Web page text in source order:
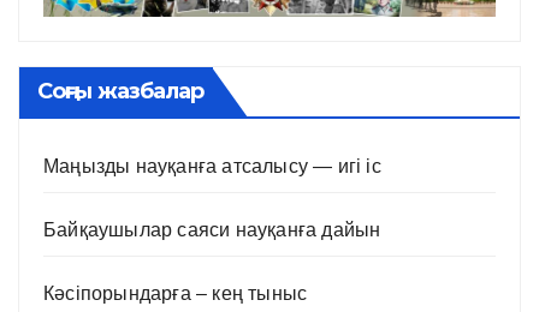
Соңғы жазбалар
Маңызды науқанға атсалысу — игі іс
Байқаушылар саяси науқанға дайын
Кәсіпорындарға – кең тыныс